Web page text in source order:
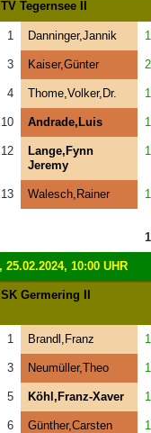
TV Tegernsee II
1 Danninger,Jannik
3 Kaiser,Günter
4 Thome,Volker,Dr.
10 Andrade,Luis
12
Lange,Fynn
Jeremy
13 Walesch,Rainer
25.02.2024, 10:00 UHR
SK Germering II
1 Brandl,Franz
3 Neumüller,Theo
5 Köhl,Franz-Xaver
6 Günther,Carsten